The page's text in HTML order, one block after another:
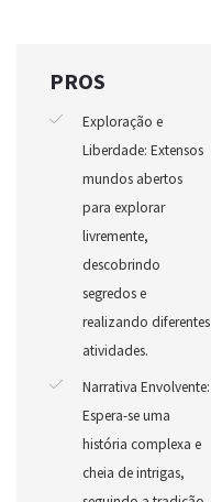
PROS
Exploração e
Liberdade: Extensos
mundos abertos
para explorar
livremente,
descobrindo
segredos e
realizando diferentes
atividades.
Narrativa Envolvente:
Espera-se uma
história complexa e
cheia de intrigas,